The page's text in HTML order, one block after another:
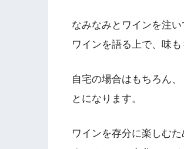
なみなみとワインを注い
ワインを語る上で、味
自宅の場合はもちろん
とになります。
ワインを存分に楽しむ